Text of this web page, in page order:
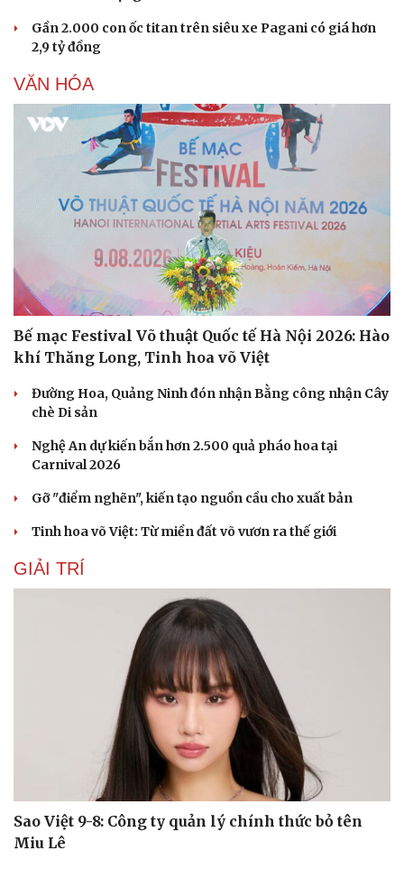
Podcast
Câu chuyện thời sự
Đọc truyện đêm khuya
Cửa sổ tình yêu
Kể chuyện cho bé
Hạt giống tâm hồn
Gần 2.000 con ốc titan trên siêu xe Pagani có giá hơn
2,9 tỷ đồng
VĂN HÓA
Bế mạc Festival Võ thuật Quốc tế Hà Nội 2026: Hào
khí Thăng Long, Tinh hoa võ Việt
Đường Hoa, Quảng Ninh đón nhận Bằng công nhận Cây
chè Di sản
Nghệ An dự kiến bắn hơn 2.500 quả pháo hoa tại
Carnival 2026
Gỡ "điểm nghẽn", kiến tạo nguồn cầu cho xuất bản
Tinh hoa võ Việt: Từ miền đất võ vươn ra thế giới
GIẢI TRÍ
Sao Việt 9-8: Công ty quản lý chính thức bỏ tên
Miu Lê